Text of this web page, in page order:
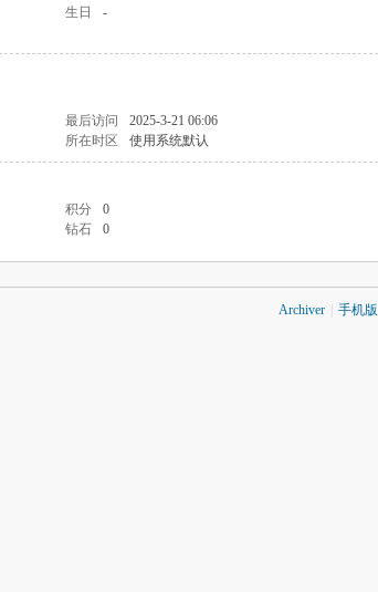
生日
-
最后访问
2025-3-21 06:06
所在时区 使用系统默认
积分
0
钻石 0
Archiver 手机版